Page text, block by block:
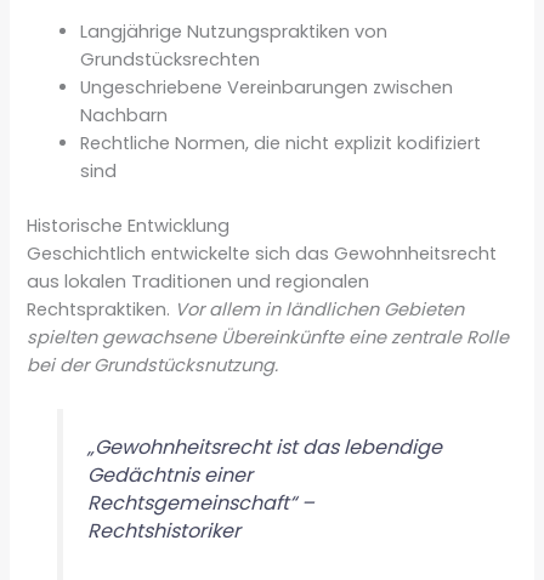
Langjährige Nutzungspraktiken von
Grundstücksrechten
Ungeschriebene Vereinbarungen zwischen
Nachbarn
Rechtliche Normen, die nicht explizit kodifiziert
sind
Historische Entwicklung
Geschichtlich entwickelte sich das Gewohnheitsrecht
aus lokalen Traditionen und regionalen
Rechtspraktiken. Vor allem in ländlichen Gebieten
spielten gewachsene Übereinkünfte eine zentrale Rolle
bei der Grundstücksnutzung.
„Gewohnheitsrecht ist das lebendige
Gedächtnis einer
Rechtsgemeinschaft“ –
Rechtshistoriker